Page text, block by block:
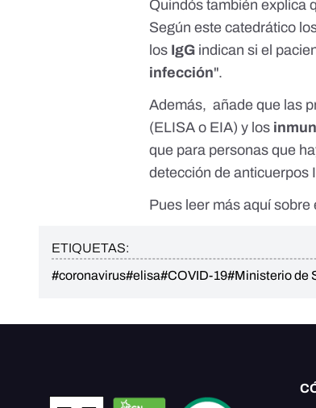
Quindós también explica
Según este catedrático
los IgG indican si el
infección".
Además, añade que las
(ELISA o EIA) y los
que para personas que
detección de anticuerpos
Pues leer más aquísobre
ETIQUETAS:
#coronavirus#elisa#COVID-19#Ministerio de